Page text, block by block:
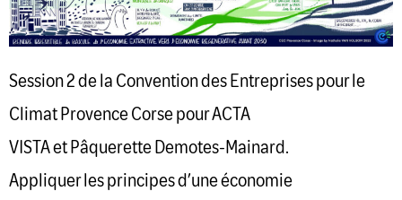
Session 2 de la Convention des Entreprises pour le
Climat Provence Corse pour ACTA
VISTA et Pâquerette Demotes-Mainard.
Appliquer les principes d’une économie